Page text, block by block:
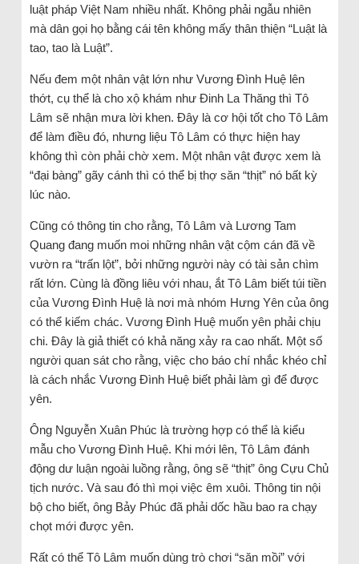
luật pháp Việt Nam nhiều nhất. Không phải ngẫu nhiên
mà dân gọi họ bằng cái tên không mấy thân thiện “Luật là
tao, tao là Luật”.
Nếu đem một nhân vật lớn như Vương Đình Huệ lên
thớt, cụ thể là cho xộ khám như Đinh La Thăng thì Tô
Lâm sẽ nhận mưa lời khen. Đây là cơ hội tốt cho Tô Lâm
để làm điều đó, nhưng liệu Tô Lâm có thực hiện hay
không thì còn phải chờ xem. Một nhân vật được xem là
“đại bàng” gãy cánh thì có thể bị thợ săn “thịt” nó bất kỳ
lúc nào.
Cũng có thông tin cho rằng, Tô Lâm và Lương Tam
Quang đang muốn moi những nhân vật cộm cán đã về
vườn ra “trấn lột”, bởi những người này có tài sản chìm
rất lớn. Cùng là đồng liêu với nhau, ắt Tô Lâm biết túi tiền
của Vương Đình Huệ là nơi mà nhóm Hưng Yên của ông
có thể kiếm chác. Vương Đình Huệ muốn yên phải chịu
chi. Đây là giả thiết có khả năng xảy ra cao nhất. Một số
người quan sát cho rằng, việc cho báo chí nhắc khéo chỉ
là cách nhắc Vương Đình Huệ biết phải làm gì để được
yên.
Ông Nguyễn Xuân Phúc là trường hợp có thể là kiểu
mẫu cho Vương Đình Huệ. Khi mới lên, Tô Lâm đánh
động dư luận ngoài luồng rằng, ông sẽ “thịt” ông Cựu Chủ
tịch nước. Và sau đó thì mọi việc êm xuôi. Thông tin nội
bộ cho biết, ông Bảy Phúc đã phải dốc hầu bao ra chạy
chọt mới được yên.
Rất có thể Tô Lâm muốn dùng trò chơi “săn mồi” với